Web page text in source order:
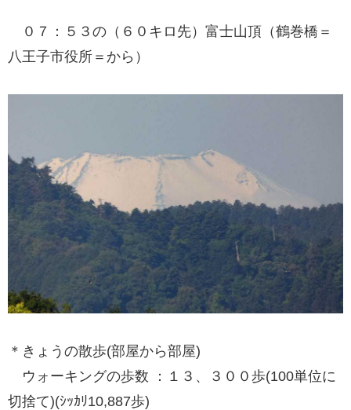
０７：５３の（６０キロ先）富士山頂（鶴巻橋＝
八王子市役所＝から）
＊きょうの散歩(部屋から部屋)
ウォーキングの歩数 ：１３、３００歩(100単位に
切捨て)(ｼｯｶﾘ10,887歩)